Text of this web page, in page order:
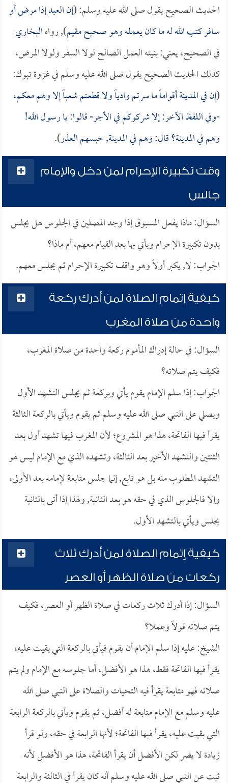
الحديث الصحيح يقول صلى الله عليه وسلم: (إن العبد إذا مرض أو
سافر كتب الله له ما كان يعمله وهو صحيح مقيم), رواهالبخاري
في الصحيح، يعني: بنيته العمل الصالح لولا السفر ولولا المرض،
كذلك الحديث الصحيح يقول صلى الله عليه وسلم في غزوة تبوك:
(إن في المدينة أقواماً ما سرتم وادياً ولا قطعتم شعباً إلا وهم معكم،
-وفي اللفظ الآخر: إلا شركوكم في الأجر- قالوا: يا رسول الله!
وهم في المدينة؟ قال: وهم في المدينة, حبسهم العذر).
وقت تكبيرة الإحرام لمن دخل والإمام
جالس
السؤال: ماذا يفعل المسبوق إذا وجد المصلين في الجلوس هل يجلس
بدون تكبيرة الإحرام ويأتي بها بعد القيام معهم، أم ماذا؟
الجواب: لا, يكبر أولاً وهو واقف تكبيرة الإحرام ثم يجلس معهم.
كيفية إتمام الصلاة لمن أدرك ركعة
واحدة من صلاة المغرب
السؤال: في حالة إدراك المأموم ركعة واحدة من صلاة المغرب،
فكيف يتم صلاته؟
الجواب: إذا سلم الإمام يقوم يأتي وبركعة ثم يجلس التشهد الأول
ويصلي على النبي صلى الله عليه وسلم ثم يقوم ويأتي بالركعة الثالثة
يقرأ فيها الفاتحة، هذا هو المشروع؛ لأن المغرب فيها تشهد أول بعد
الثنتين والتشهد الأخير بعد الثالثة، وتشهده الذي مع الإمام ليس هو
التشهد المطلوب منه بل هو تابع, إنما جلس متابعة لإمامه بعد الأولى،
وإلا فالجلوس الذي في حقه هو بعد الثانية, ولهذا إذا أتى بالثانية
يجلس ويأتي بالتشهد الأول.
كيفية إتمام الصلاة لمن أدرك ثلاث
ركعات من صلاة الظهر أو العصر
السؤال: إذا أدرك ثلاث ركعات في صلاة الظهر أو العصر، فكيف
يتم صلاته قولاً وعملا؟
الشيخ: عليه إذا سلم الإمام أن يقوم فيأتي بالركعة التي بقيت عليه،
يقرأ فيها الفاتحة فقط، هذا هو الأفضل، أما جلوسه مع الإمام ولم يتم
صلاته فهو متابعة يقرأ فيه التحيات والصلاة على النبي صلى الله
عليه وسلم مع الإمام متابعة له أفضل، ثم يقوم ويأتي بالركعة الرابعة
التي بقيت عليه، يقرأ فيها الفاتحة؛ لأنها الرابعة في حقه، ولو قرأ
زيادة لا يضر لكن الأفضل أن يقرأ الفاتحة، هذا هو الأفضل لأنه
ثبت عن النبي صلى الله عليه وسلم أنه كان يقرأ في الثالثة والرابعة